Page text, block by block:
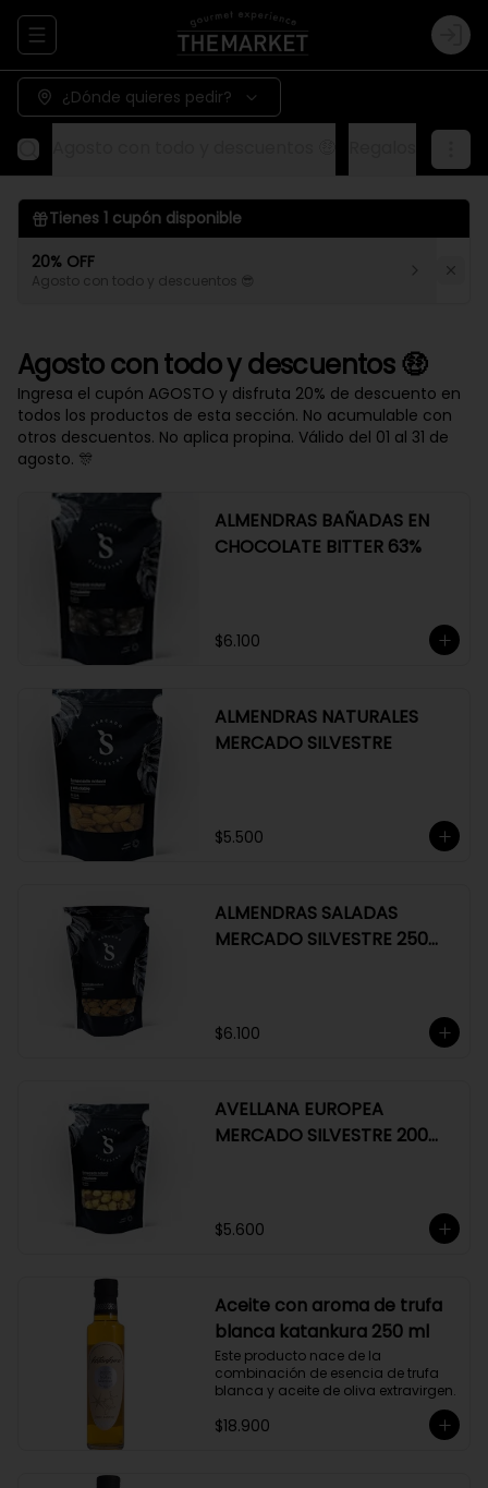
Abrir menu de navegación Login
¿Dónde quieres pedir?
Tienes 1 cupón disponible
20% OFF
Agosto con todo y descuentos 😎
Agosto con todo y descuentos 🤑
Ingresa el cupón AGOSTO y disfruta 20% de descuento en
todos los productos de esta sección. No acumulable con
otros descuentos. No aplica propina. Válido del 01 al 31 de
agosto. 🎊
ALMENDRAS BAÑADAS EN
CHOCOLATE BITTER 63%
$6.100
ALMENDRAS NATURALES
MERCADO SILVESTRE
$5.500
ALMENDRAS SALADAS
MERCADO SILVESTRE 250
$6.100
AVELLANA EUROPEA
MERCADO SILVESTRE 200
$5.600
Aceite con aroma de trufa
blanca katankura 250 ml
Este producto nace de la
combinación de esencia de trufa
blanca y aceite de oliva extravirgen.
$18.900